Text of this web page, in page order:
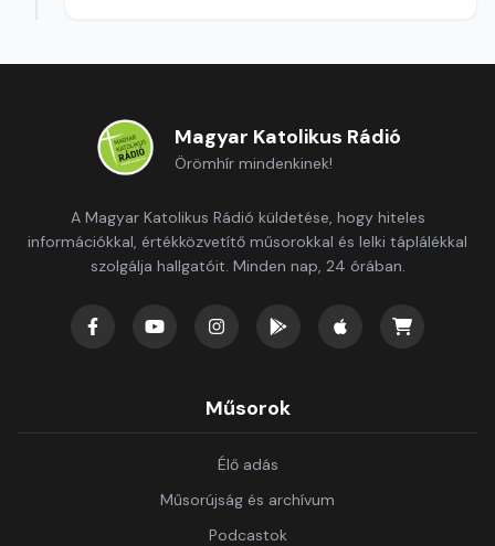
Magyar Katolikus Rádió
Örömhír mindenkinek!
A Magyar Katolikus Rádió küldetése, hogy hiteles
információkkal, értékközvetítő műsorokkal és lelki táplálékkal
szolgálja hallgatóit. Minden nap, 24 órában.
Műsorok
Élő adás
Műsorújság és archívum
Podcastok